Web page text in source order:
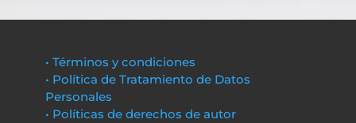
• Términos y condiciones
• Política de Tratamiento de Datos
Personales
• Políticas de derechos de autor